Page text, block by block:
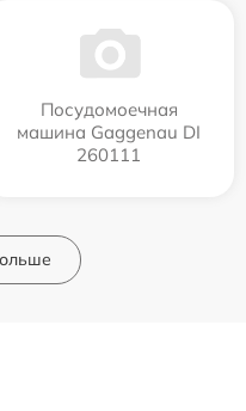
Посудомоечная
машина Gaggenau DI
260111